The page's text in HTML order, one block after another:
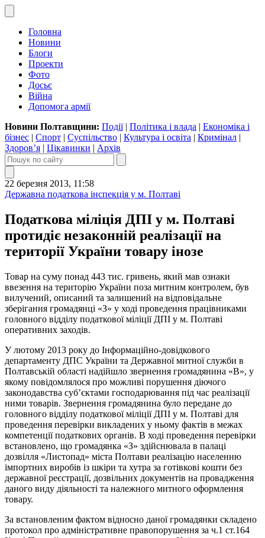
Головна
Новини
Блоги
Проекти
Фото
Досьє
Війна
Допомога армії
Новини Полтавщини: Події| Політика і влада | Економіка і
бізнес | Спорт | Суспільство | Культура і освіта | Кримінал |
Здоров’я | Цікавинки | Архів
22 березня 2013, 11:58
Державна податкова інспекція у м. Полтаві
Податкова міліція ДПІ у м. Полтаві
протидіє незаконній реалізації на
території України товару інозе
Товар на суму понад 443 тис. гривень, який мав ознаки
ввезення на територію України поза митним контролем, був
вилучений, описаний та залишений на відповідальне
зберігання громадянці «З» у ході проведення працівниками
головного відділу податкової міліції ДПІ у м. Полтаві
оперативних заходів.
У лютому 2013 року до Інформаційно-довідкового
департаменту ДПС України та Державної митної служби в
Полтавській області надійшло звернення громадянина «В», у
якому повідомлялося про можливі порушення діючого
законодавства суб’єктами господарювання під час реалізації
ними товарів. Звернення громадянина було передане до
головного відділу податкової міліції ДПІ у м. Полтаві для
проведення перевірки викладених у ньому фактів в межах
компетенції податкових органів. В ході проведення перевірки
встановлено, що громадянка «З» здійснювала в палаці
дозвілля «Листопад» міста Полтави реалізацію населенню
імпортних виробів із шкіри та хутра за готівкові кошти без
державної реєстрації, дозвільних документів на провадження
даного виду діяльності та належного митного оформлення
товару.
За встановленим фактом відносно даної громадянки складено
протокол про адміністративне правопорушення за ч.1 ст.164